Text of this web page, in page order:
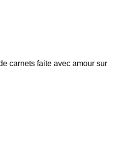
carnets faite avec amour sur